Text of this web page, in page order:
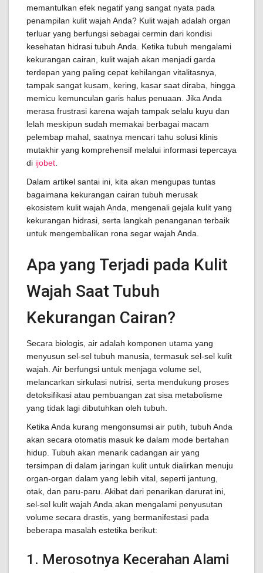
memantulkan efek negatif yang sangat nyata pada
penampilan kulit wajah Anda? Kulit wajah adalah organ
terluar yang berfungsi sebagai cermin dari kondisi
kesehatan hidrasi tubuh Anda. Ketika tubuh mengalami
kekurangan cairan, kulit wajah akan menjadi garda
terdepan yang paling cepat kehilangan vitalitasnya,
tampak sangat kusam, kering, kasar saat diraba, hingga
memicu kemunculan garis halus penuaan. Jika Anda
merasa frustrasi karena wajah tampak selalu kuyu dan
lelah meskipun sudah memakai berbagai macam
pelembap mahal, saatnya mencari tahu solusi klinis
mutakhir yang komprehensif melalui informasi tepercaya
di ijobet
Dalam artikel santai ini, kita akan mengupas tuntas
bagaimana kekurangan cairan tubuh merusak
ekosistem kulit wajah Anda, mengenali gejala kulit yang
kekurangan hidrasi, serta langkah penanganan terbaik
untuk mengembalikan rona segar wajah Anda.
Apa yang Terjadi pada Kulit
Wajah Saat Tubuh
Kekurangan Cairan?
Secara biologis, air adalah komponen utama yang
menyusun sel-sel tubuh manusia, termasuk sel-sel kulit
wajah. Air berfungsi untuk menjaga volume sel,
melancarkan sirkulasi nutrisi, serta mendukung proses
detoksifikasi atau pembuangan zat sisa metabolisme
yang tidak lagi dibutuhkan oleh tubuh.
Ketika Anda kurang mengonsumsi air putih, tubuh Anda
akan secara otomatis masuk ke dalam mode bertahan
hidup. Tubuh akan menarik cadangan air yang
tersimpan di dalam jaringan kulit untuk dialirkan menuju
organ-organ dalam yang lebih vital, seperti jantung,
otak, dan paru-paru. Akibat dari penarikan darurat ini,
sel-sel kulit wajah Anda akan mengalami penyusutan
volume secara drastis, yang bermanifestasi pada
beberapa masalah estetika berikut:
1. Merosotnya Kecerahan Alami